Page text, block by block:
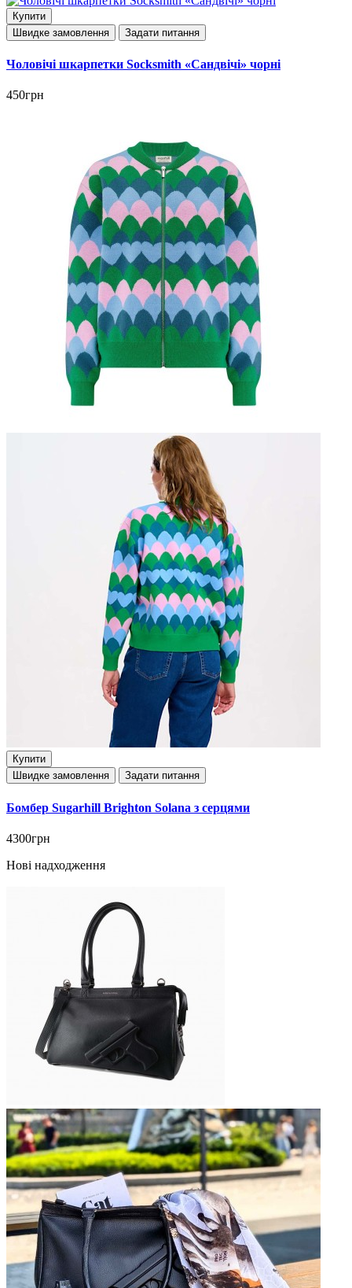
Купити
Швидке замовлення
Задати питання
Чоловічі шкарпетки Socksmith «Сандвічі» чорні
450грн
Купити
Швидке замовлення
Задати питання
Бомбер Sugarhill Brighton Solana з серцями
4300грн
Нові надходження